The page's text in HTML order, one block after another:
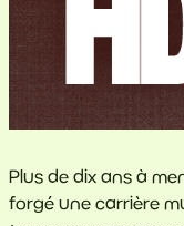
Plus de dix ans à
forgé une carrière